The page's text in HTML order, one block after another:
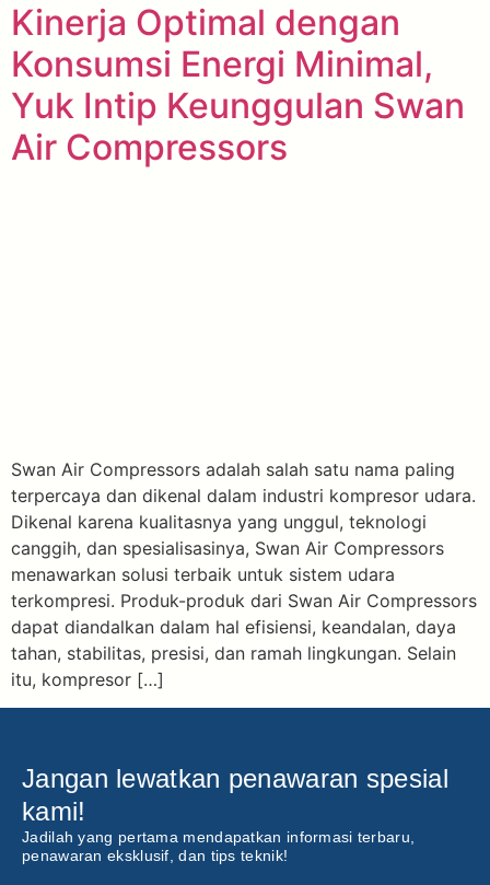
Kinerja Optimal dengan
Konsumsi Energi Minimal,
Yuk Intip Keunggulan Swan
Air Compressors
Swan Air Compressors adalah salah satu nama paling
terpercaya dan dikenal dalam industri kompresor udara.
Dikenal karena kualitasnya yang unggul, teknologi
canggih, dan spesialisasinya, Swan Air Compressors
menawarkan solusi terbaik untuk sistem udara
terkompresi. Produk-produk dari Swan Air Compressors
dapat diandalkan dalam hal efisiensi, keandalan, daya
tahan, stabilitas, presisi, dan ramah lingkungan. Selain
itu, kompresor […]
Jangan lewatkan penawaran spesial
kami!
Jadilah yang pertama mendapatkan informasi terbaru,
penawaran eksklusif, dan tips teknik!